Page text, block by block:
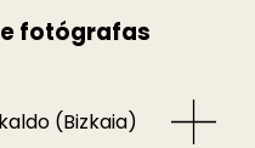
fotógrafas
(Bizkaia)